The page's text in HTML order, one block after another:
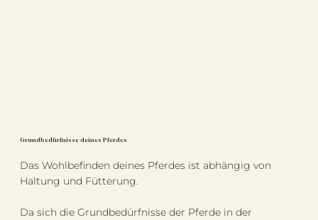
Grundbedürfnisse deines Pferdes
Das Wohlbefinden deines Pferdes ist abhängig von
Haltung und Fütterung.
Da sich die Grundbedürfnisse der Pferde in der